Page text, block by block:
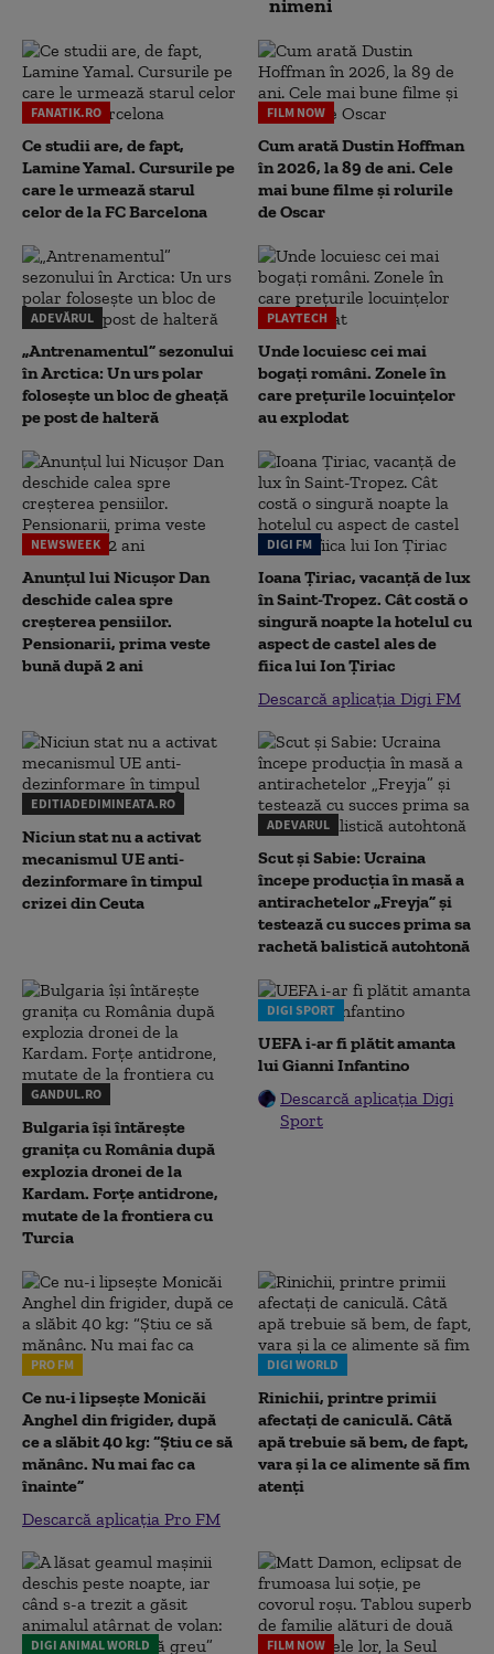
nimeni
FANATIK.RO
Ce studii are, de fapt,
Lamine Yamal. Cursurile pe
care le urmează starul
celor de la FC Barcelona
FILM NOW
Cum arată Dustin Hoffman
în 2026, la 89 de ani. Cele
mai bune filme și rolurile
de Oscar
ADEVĂRUL
„Antrenamentul” sezonului
în Arctica: Un urs polar
folosește un bloc de gheață
pe post de halteră
PLAYTECH
Unde locuiesc cei mai
bogați români. Zonele în
care prețurile locuințelor
au explodat
NEWSWEEK
Anunțul lui Nicușor Dan
deschide calea spre
creșterea pensiilor.
Pensionarii, prima veste
bună după 2 ani
DIGI FM
Ioana Țiriac, vacanță de lux
în Saint-Tropez. Cât costă o
singură noapte la hotelul cu
aspect de castel ales de
fiica lui Ion Țiriac
Descarcă aplicația Digi FM
EDITIADEDIMINEATA.RO
Niciun stat nu a activat
mecanismul UE anti-
dezinformare în timpul
crizei din Ceuta
ADEVARUL
Scut și Sabie: Ucraina
începe producția în masă a
antirachetelor „Freyja” și
testează cu succes prima sa
rachetă balistică autohtonă
GANDUL.RO
Bulgaria își întărește
granița cu România după
explozia dronei de la
Kardam. Forțe antidrone,
mutate de la frontiera cu
Turcia
DIGI SPORT
UEFA i-ar fi plătit amanta
lui Gianni Infantino
Descarcă aplicația Digi
Sport
PRO FM
Ce nu-i lipsește Monicăi
Anghel din frigider, după
ce a slăbit 40 kg: “Știu ce să
mănânc. Nu mai fac ca
înainte”
Descarcă aplicația Pro FM
DIGI WORLD
Rinichii, printre primii
afectați de caniculă. Câtă
apă trebuie să bem, de fapt,
vara și la ce alimente să fim
atenți
DIGI ANIMAL WORLD FILM NOW